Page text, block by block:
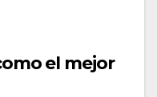
el mejor